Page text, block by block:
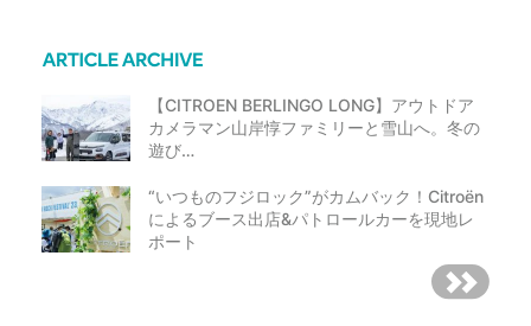
【CITROEN BERLINGO LONG】アウトドア
カメラマン山岸惇ファミリーと雪山へ。冬の
遊び…
“いつものフジロック”がカムバック！Citroën
によるブース出店&パトロールカーを現地レ
ポート